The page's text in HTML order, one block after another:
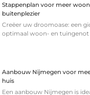
Stappenplan voor meer
buitenplezier
Creëer uw droomoase: een
optimaal woon- en tuingenot
Aanbouw Nijmegen voor
huis
Een aanbouw Nijmegen is